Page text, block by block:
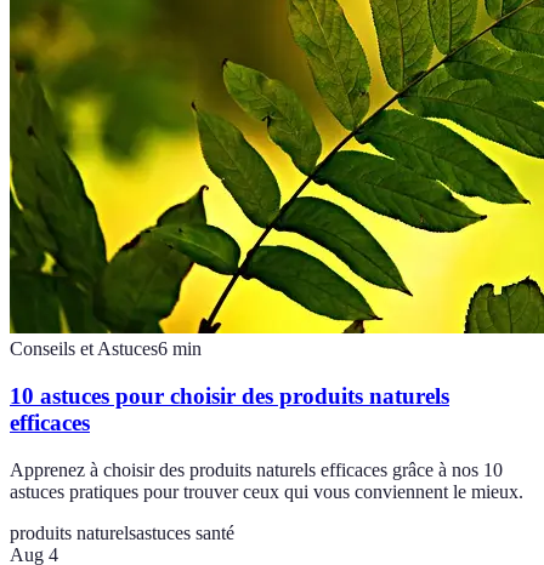
Conseils et Astuces6 min
10 astuces pour choisir des produits naturels
efficaces
Apprenez à choisir des produits naturels efficaces grâce à nos 10
astuces pratiques pour trouver ceux qui vous conviennent le mieux.
produits naturelsastuces santé
Aug 4